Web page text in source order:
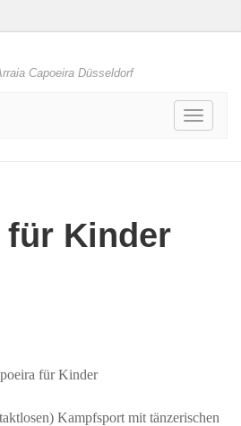
Capoeira Düsseldorf
Toggle
für Kinder
für Kinder
Kampfsport mit tänzerischen